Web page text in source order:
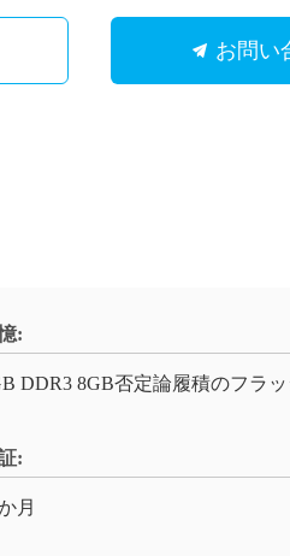
お問い
:
DDR3 8GB否定論履積のフラッ
:
月